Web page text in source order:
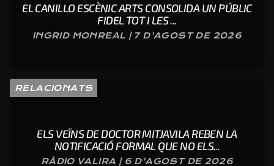
EL CANILLO ESCÈNIC ARTS CONSOLIDA UN PÚBLIC
FIDEL TOT I LES ...
INGRID MONREAL | 7 D'AGOST DE 2026
RELACIONATS
ELS VEÏNS DE DOCTOR MITJAVILA REBEN LA
NOTIFICACIÓ FORMAL QUE NO ELS...
RÀDIO VALIRA | 6 D'AGOST DE 2026